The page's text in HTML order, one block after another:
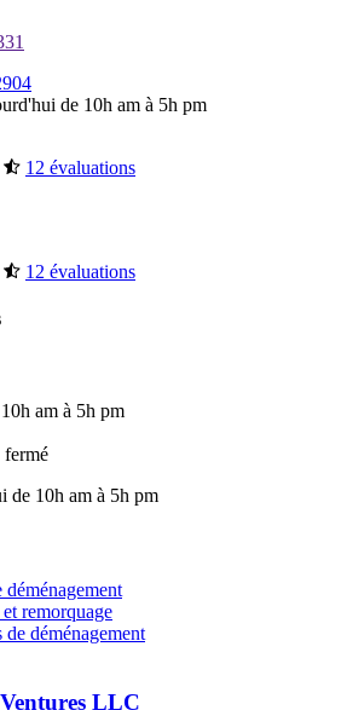
de 10h am à 5h pm
12 évaluations
12 évaluations
am à 5h pm
fermé
de 10h am à 5h pm
déménagement
remorquage
de déménagement
LLC